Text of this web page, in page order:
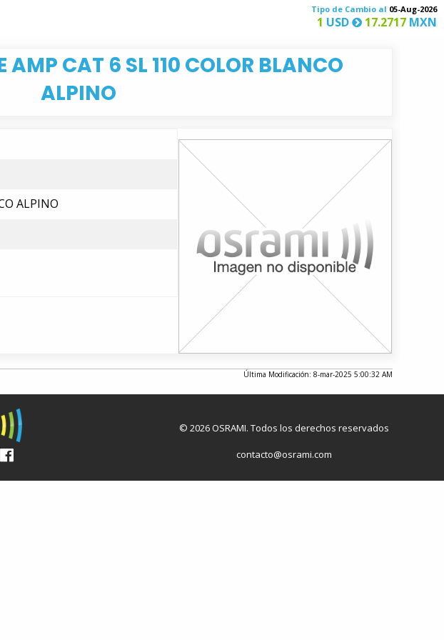
Tipo de Cambio al 05-Aug-2026
1 USD 17.2717 MXN
CAT 6 SL 110 COLOR BLANCO
ALPINO
ALPINO
Última Modificación: 8-mar-2025 5:00:32 AM
© 2026 OSRAMI. Todos los derechos reservados
contacto@osrami.com